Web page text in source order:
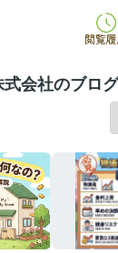
閲覧
会社のブロ